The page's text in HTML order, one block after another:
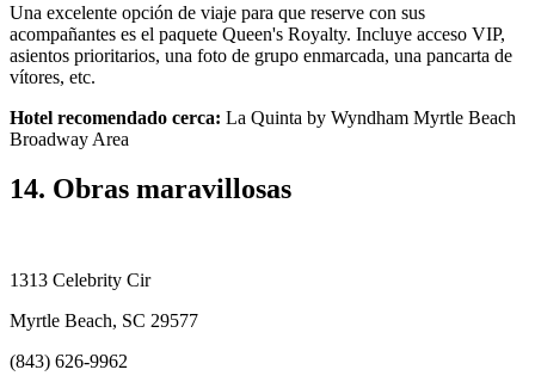
Una excelente opción de viaje para que reserve con sus
acompañantes es el paquete Queen's Royalty. Incluye acceso VIP,
asientos prioritarios, una foto de grupo enmarcada, una pancarta de
vítores, etc.
Hotel recomendado cerca: La Quinta by Wyndham Myrtle Beach
Broadway Area
14. Obras maravillosas
1313 Celebrity Cir
Myrtle Beach, SC 29577
(843) 626-9962